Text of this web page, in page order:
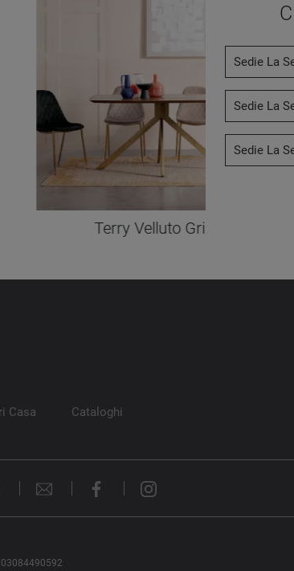
Terry Velluto Grigia
Sedie La
Sedie La
Sedie La
Casa Cataloghi
03084490592